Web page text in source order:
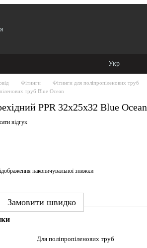
Укр
Фітинги
Фітинги для поліпропіленових труб
труб Blue Ocean
PPR 32х25х32 Blue Ocean
відгук
накопичувальної знижки
Замовити швидко
Для поліпропіленових труб